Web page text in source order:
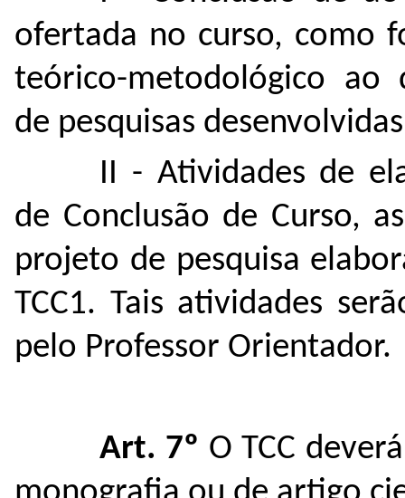
ofertada no curso, como
teórico-metodológico ao
de pesquisas
II - Atividades de
de Conclusão de Curso,
projeto de pesquisa
TCC1. Tais atividades
pelo Professor Orientador.
Art. 7º O TCC